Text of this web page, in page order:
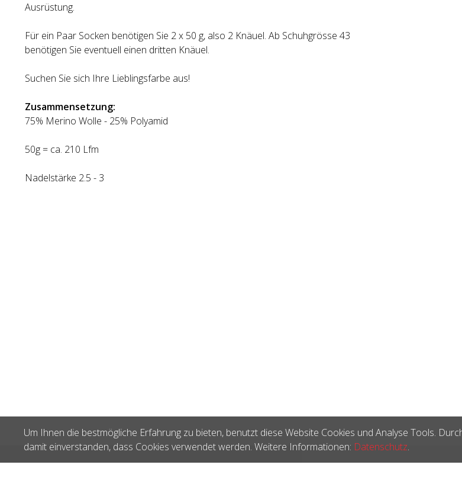
Ausrüstung.
Für ein Paar Socken benötigen Sie 2 x 50 g, also 2 Knäuel. Ab Schuhgrösse 43
benötigen Sie eventuell einen dritten Knäuel.
Suchen Sie sich Ihre Lieblingsfarbe aus!
Zusammensetzung:
75% Merino Wolle - 25% Polyamid
50g = ca. 210 Lfm
Nadelstärke 2.5 - 3
Um Ihnen die bestmögliche Erfahrung zu bieten, benutzt diese Website Cookies und Analyse Tools.
damit einverstanden, dass Cookies verwendet werden. Weitere Informationen: Datenschutz.